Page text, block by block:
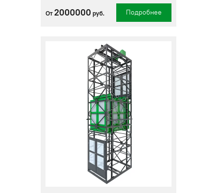
От 2000000 руб. Подробнее